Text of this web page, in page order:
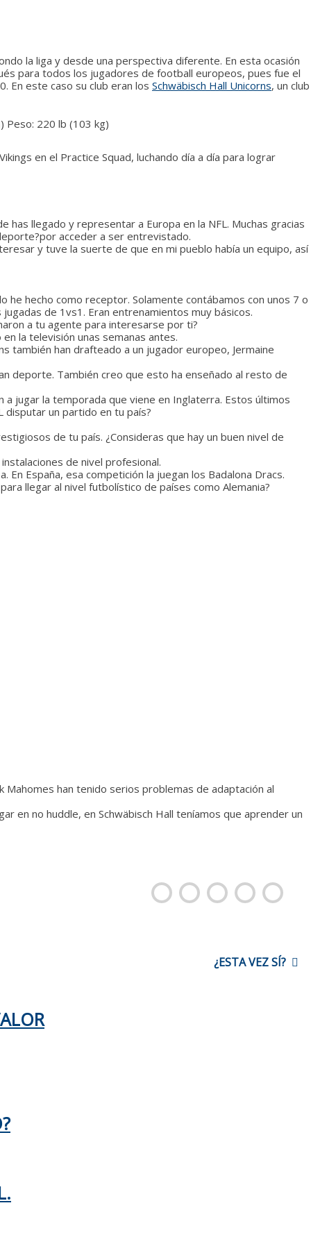
la liga y desde una perspectiva diferente. En esta ocasión
para todos los jugadores de football europeos, pues fue el
En este caso su club eran los Schwäbisch Hall Unicorns, un club
Peso: 220 lb (103 kg)
en el Practice Squad, luchando día a día para lograr
llegado y representar a Europa en la NFL. Muchas gracias
por acceder a ser entrevistado.
y tuve la suerte de que en mi pueblo había un equipo, así
hecho como receptor. Solamente contábamos con unos 7 o
de 1vs1. Eran entrenamientos muy básicos.
a tu agente para interesarse por ti?
la televisión unas semanas antes.
también han drafteado a un jugador europeo, Jermaine
deporte. También creo que esto ha enseñado al resto de
jugar la temporada que viene en Inglaterra. Estos últimos
disputar un partido en tu país?
de tu país. ¿Consideras que hay un buen nivel de
de nivel profesional.
España, esa competición la juegan los Badalona Dracs.
llegar al nivel futbolístico de países como Alemania?
han tenido serios problemas de adaptación al
en no huddle, en Schwäbisch Hall teníamos que aprender un
¿ESTA VEZ SÍ?